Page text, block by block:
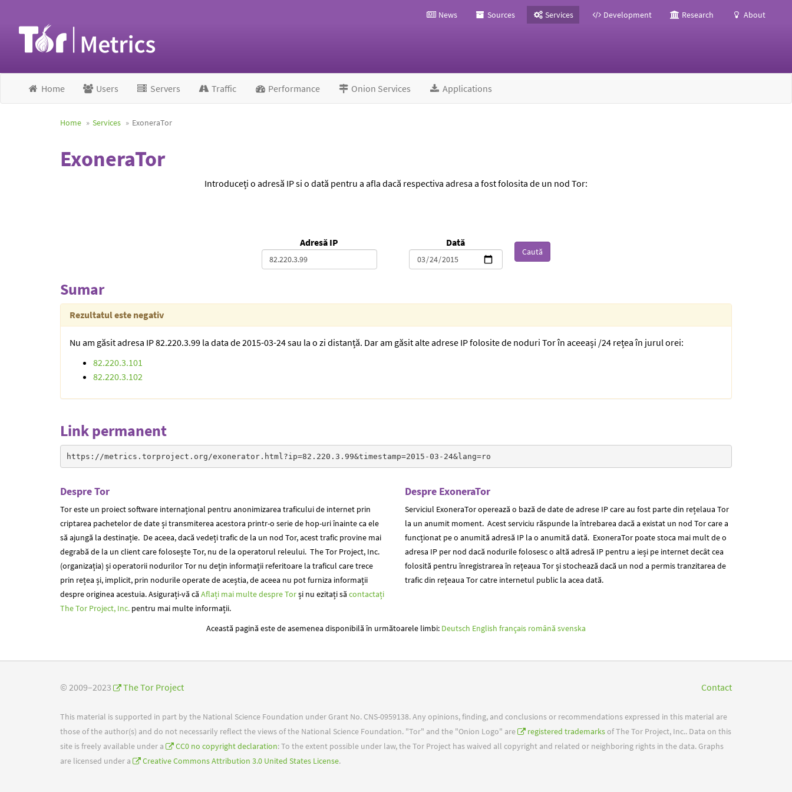
News Sources Services Development Research About
Home Users Servers Traffic Performance Onion Services Applications
Home Services ExoneraTor
ExoneraTor
Introduceți o adresă IP si o dată pentru a afla dacă respectiva adresa a fost folosita de un nod Tor:
Adresă IP Dată
Caută
Sumar
Rezultatul este negativ
Nu am găsit adresa IP 82.220.3.99 la data de 2015-03-24 sau la o zi distanță. Dar am găsit alte adrese IP folosite de noduri Tor în aceeași /24 rețea în jurul orei:
82.220.3.101
82.220.3.102
Link permanent
https://metrics.torproject.org/exonerator.html?ip=82.220.3.99&timestamp=2015-03-24&lang=ro
Despre Tor
Tor este un proiect software internațional pentru anonimizarea traficului de internet prin
criptarea pachetelor de date și transmiterea acestora printr-o serie de hop-uri înainte ca ele
să ajungă la destinație. De aceea, dacă vedeți trafic de la un nod Tor, acest trafic provine mai
degrabă de la un client care folosește Tor, nu de la operatorul releului. The Tor Project, Inc.
(organizația) și operatorii nodurilor Tor nu dețin informații referitoare la traficul care trece
prin rețea și, implicit, prin nodurile operate de aceștia, de aceea nu pot furniza informații
despre originea acestuia. Asigurați-vă că Aflați mai multe despre Torși nu ezitați să contactați
The Tor Project, Inc. pentru mai multe informații.
Despre ExoneraTor
Serviciul ExoneraTor operează o bază de date de adrese IP care au fost parte din rețelaua Tor
la un anumit moment. Acest serviciu răspunde la întrebarea dacă a existat un nod Tor care a
funcționat pe o anumită adresă IP la o anumită dată. ExoneraTor poate stoca mai mult de o
adresa IP per nod dacă nodurile folosesc o altă adresă IP pentru a ieși pe internet decât cea
folosită pentru înregistrarea în rețeaua Tor și stochează dacă un nod a permis tranzitarea de
trafic din rețeaua Tor catre internetul public la acea dată.
Această pagină este de asemenea disponibilă în următoarele limbi: Deutsch English français română svenska
© 2009–2023 The Tor Project Contact
This material is supported in part by the National Science Foundation under Grant No. CNS-0959138. Any opinions, finding, and conclusions or recommendations expressed in this material are
those of the author(s) and do not necessarily reflect the views of the National Science Foundation. "Tor" and the "Onion Logo" are
registered trademarksof The Tor Project, Inc.. Data on this
site is freely available under a
CC0 no copyright declaration: To the extent possible under law, the Tor Project has waived all copyright and related or neighboring rights in the data. Graphs
are licensed under a
Creative Commons Attribution 3.0 United States License.